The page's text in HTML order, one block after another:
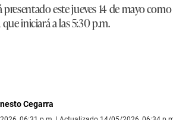
presentado este jueves 14 de mayo
iniciará a las 5:30 p.m.
Cegarra